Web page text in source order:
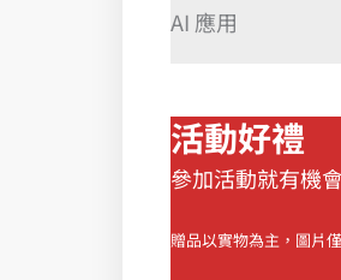
AI 應用
活動好禮
參加活動就有機
贈品以實物為主，圖片